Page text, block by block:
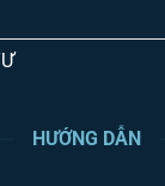
HƯỚNG DẪN